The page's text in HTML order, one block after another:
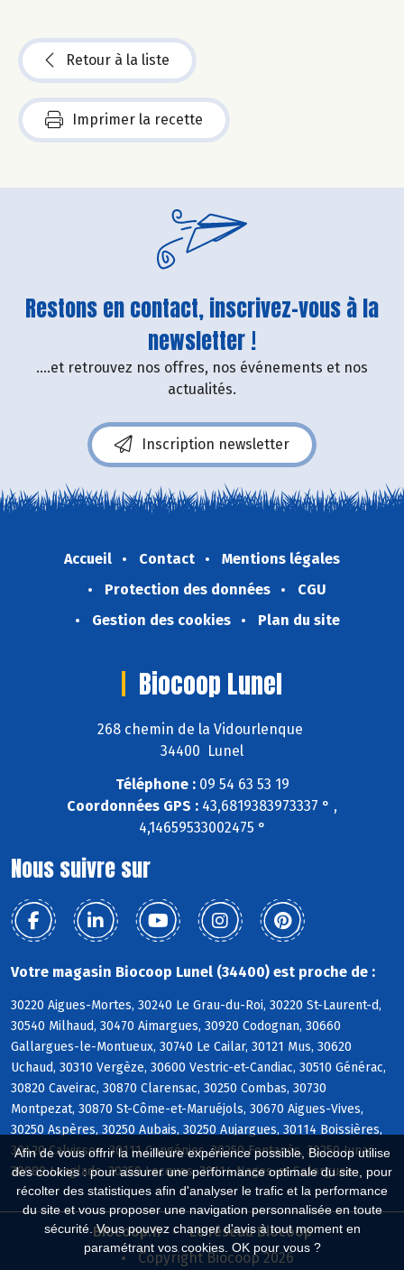
Afin de vous offrir la meilleure expérience possible, Biocoop utilise
des cookies : pour assurer une performance optimale du site, pour
récolter des statistiques afin d'analyser le trafic et la performance
du site et vous proposer une navigation personnalisée en toute
sécurité. Vous pouvez changer d'avis à tout moment en
paramétrant vos cookies. OK pour vous ?
Retour à la liste
Imprimer la recette
Restons en contact, inscrivez-vous à la
newsletter !
....et retrouvez nos offres, nos événements et nos
actualités.
Inscription newsletter
Accueil Contact
Mentions légales
Protection des données
CGU
Gestion des cookies
Plan du site
Biocoop Lunel
268 chemin de la Vidourlenque
34400 Lunel
Téléphone :09 54 63 53 19
Coordonnées GPS : 43,6819383973337 ° ,
4,14659533002475 °
Nous suivre sur
Votre magasin Biocoop Lunel (34400) est proche de :
30220 Aigues-Mortes, 30240 Le Grau-du-Roi, 30220 St-Laurent-d,
30540 Milhaud, 30470 Aimargues, 30920 Codognan, 30660
Gallargues-le-Montueux, 30740 Le Cailar, 30121 Mus, 30620
Uchaud, 30310 Vergèze, 30600 Vestric-et-Candiac, 30510 Générac,
30820 Caveirac, 30870 Clarensac, 30250 Combas, 30730
Montpezat, 30870 St-Côme-et-Maruéjols, 30670 Aigues-Vives,
30250 Aspères, 30250 Aubais, 30250 Aujargues, 30114 Boissières,
30420 Calvisson, 30111 Congénies, 30250 Fontanès, 30250 Junas,
30980 Langlade, 30250 Lecques, 30114 Nages-et-Solorgues
Biocoop.fr
Le réseau Biocoop
Copyright Biocoop 2026